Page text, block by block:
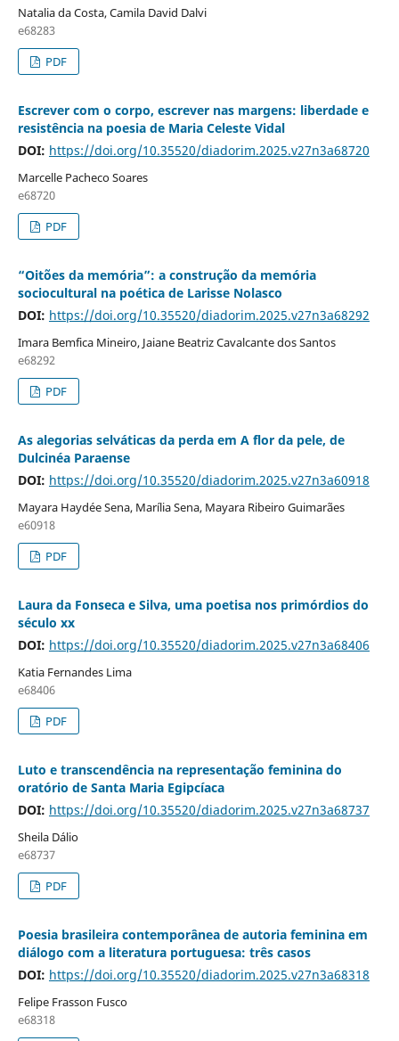
Natalia da Costa, Camila David Dalvi
e68283
PDF
Escrever com o corpo, escrever nas margens: liberdade e
resistência na poesia de Maria Celeste Vidal
DOI: https://doi.org/10.35520/diadorim.2025.v27n3a68720
Marcelle Pacheco Soares
e68720
PDF
“Oitões da memória”: a construção da memória
sociocultural na poética de Larisse Nolasco
DOI: https://doi.org/10.35520/diadorim.2025.v27n3a68292
Imara Bemfica Mineiro, Jaiane Beatriz Cavalcante dos Santos
e68292
PDF
As alegorias selváticas da perda em A flor da pele, de
Dulcinéa Paraense
DOI: https://doi.org/10.35520/diadorim.2025.v27n3a60918
Mayara Haydée Sena, Marília Sena, Mayara Ribeiro Guimarães
e60918
PDF
Laura da Fonseca e Silva, uma poetisa nos primórdios do
século xx
DOI: https://doi.org/10.35520/diadorim.2025.v27n3a68406
Katia Fernandes Lima
e68406
PDF
Luto e transcendência na representação feminina do
oratório de Santa Maria Egipcíaca
DOI: https://doi.org/10.35520/diadorim.2025.v27n3a68737
Sheila Dálio
e68737
PDF
Poesia brasileira contemporânea de autoria feminina em
diálogo com a literatura portuguesa: três casos
DOI: https://doi.org/10.35520/diadorim.2025.v27n3a68318
Felipe Frasson Fusco
e68318